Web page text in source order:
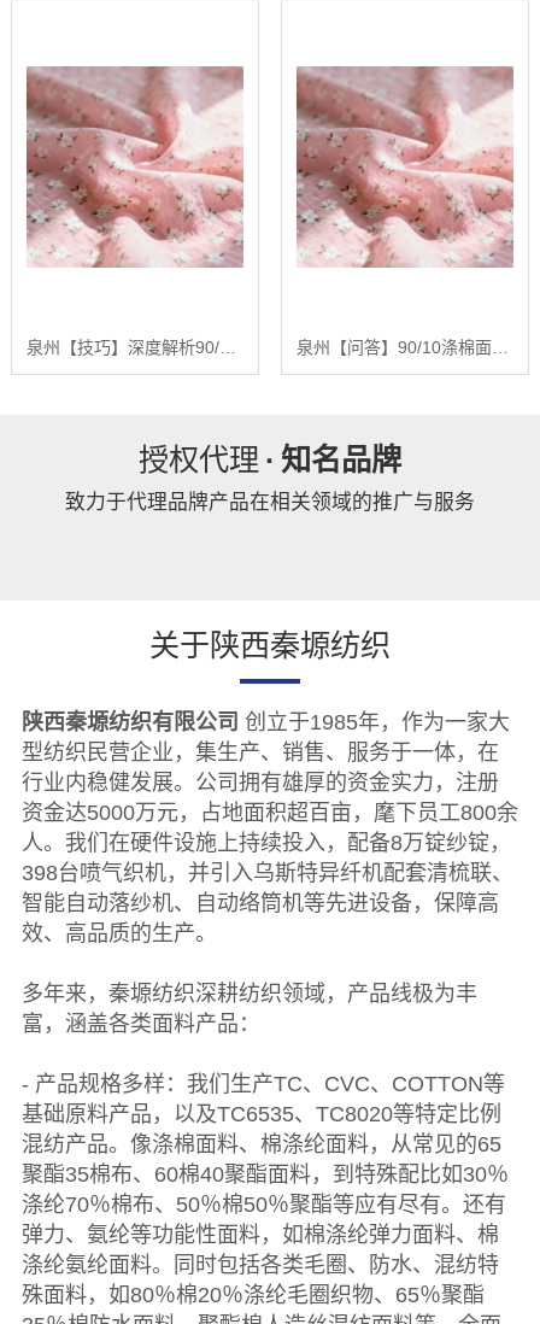
泉州【技巧】深度解析90/10涤棉面料：基于全产业链优势的品质控制与未来趋势报告【精梳涤棉坯布长期供应合作案例】【怎么用?】 泉州【问答】90/10涤棉面料：深度解析混纺面料的性能优化与未来发展趋势报告【精梳涤棉坯布长期供应合作案例】【是什么?】
授权代理 · 知名品牌
致力于代理品牌产品在相关领域的推广与服务
关于陕西秦塬纺织
陕西秦塬纺织有限公司 创立于1985年，作为一家大
型纺织民营企业，集生产、销售、服务于一体，在
行业内稳健发展。公司拥有雄厚的资金实力，注册
资金达5000万元，占地面积超百亩，麾下员工800余
人。我们在硬件设施上持续投入，配备8万锭纱锭，
398台喷气织机，并引入乌斯特异纤机配套清梳联、
智能自动落纱机、自动络筒机等先进设备，保障高
效、高品质的生产。
多年来，秦塬纺织深耕纺织领域，产品线极为丰
富，涵盖各类面料产品：
- 产品规格多样：我们生产TC、CVC、COTTON等
基础原料产品，以及TC6535、TC8020等特定比例
混纺产品。像涤棉面料、棉涤纶面料，从常见的65
聚酯35棉布、60棉40聚酯面料，到特殊配比如30％
涤纶70％棉布、50％棉50％聚酯等应有尽有。还有
弹力、氨纶等功能性面料，如棉涤纶弹力面料、棉
涤纶氨纶面料。同时包括各类毛圈、防水、混纺特
殊面料，如80％棉20％涤纶毛圈织物、65％聚酯